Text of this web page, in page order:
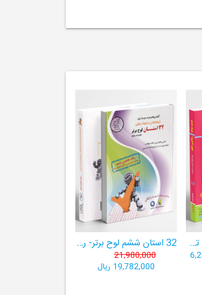
فست بوک ریاضی دهم - تجربی و ریاضی ((آموزش سریع، آسان و کامل ریاضی پایۀ دهم)) 32 استان ششم لوح برتر- ربات باهوش ششم ((به همراه سامانۀ آزمون‌ساز رایگان))
21,980,000
19,782,000 ریال